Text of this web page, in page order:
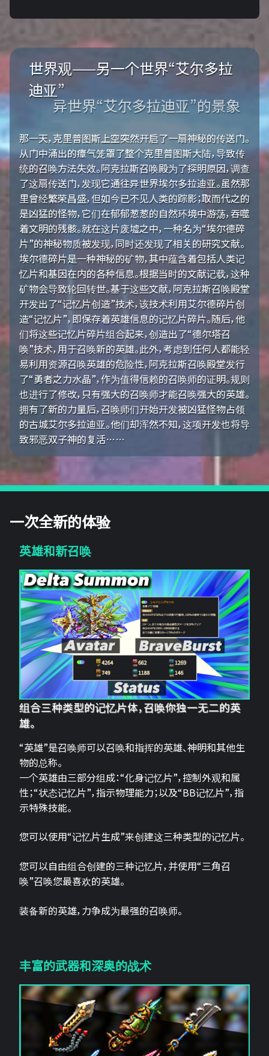
世界观——另一个世界“艾尔多拉
迪亚”
异世界“艾尔多拉迪亚”的景象
那一天，克里普图斯上空突然开启了一扇神秘的传送门。
从门中涌出的瘴气笼罩了整个克里普图斯大陆，导致传
统的召唤方法失效。阿克拉斯召唤殿为了探明原因，调查
了这扇传送门，发现它通往异世界埃尔多拉迪亚。虽然那
里曾经繁荣昌盛，但如今已不见人类的踪影；取而代之的
是凶猛的怪物，它们在郁郁葱葱的自然环境中游荡，吞噬
着文明的残骸。就在这片废墟之中，一种名为“埃尔德碎
片”的神秘物质被发现，同时还发现了相关的研究文献。
埃尔德碎片是一种神秘的矿物，其中蕴含着包括人类记
忆片和基因在内的各种信息。根据当时的文献记载，这种
矿物会导致轮回转世。基于这些文献，阿克拉斯召唤殿堂
开发出了“记忆片创造”技术，该技术利用艾尔德碎片创
造“记忆片”，即保存着英雄信息的记忆片碎片。随后，他
们将这些记忆片碎片组合起来，创造出了“德尔塔召
唤”技术，用于召唤新的英雄。此外，考虑到任何人都能轻
易利用资源召唤英雄的危险性，阿克拉斯召唤殿堂发行
了“勇者之力水晶”，作为值得信赖的召唤师的证明。规则
也进行了修改，只有强大的召唤师才能召唤强大的英雄。
拥有了新的力量后，召唤师们开始开发被凶猛怪物占领
的古城艾尔多拉迪亚。他们却浑然不知，这项开发也将导
致邪恶双子神的复活……
一次全新的体验
英雄和新召唤
组合三种类型的记忆片体，召唤你独一无二的英
雄。
“英雄”是召唤师可以召唤和指挥的英雄、神明和其他生
物的总称。
一个英雄由三部分组成：“化身记忆片”，控制外观和属
性；“状态记忆片”，指示物理能力；以及“BB记忆片”，指
示特殊技能。
您可以使用“记忆片生成”来创建这三种类型的记忆片。
您可以自由组合创建的三种记忆片，并使用“三角召
唤”召唤您最喜欢的英雄。
装备新的英雄，力争成为最强的召唤师。
丰富的武器和深奥的战术